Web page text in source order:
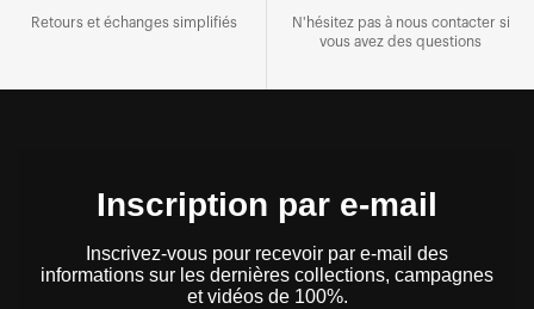
Retours et échanges simplifiés
N'hésitez pas à nous contacter si
vous avez des questions
Inscription par e-mail
Inscrivez-vous pour recevoir par e-mail des
informations sur les dernières collections, campagnes
et vidéos de 100%.